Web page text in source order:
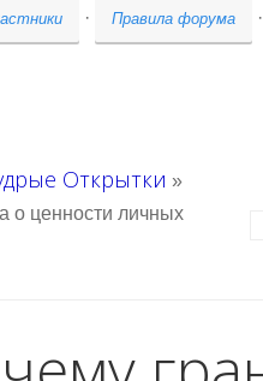
· Правила форума ·
Открытки »
о ценности личных